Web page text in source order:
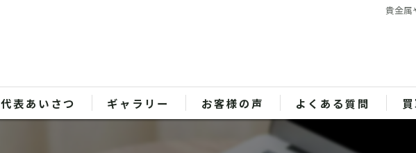
貴金属
代表あいさつ ギャラリー お客様の声 よくある質問